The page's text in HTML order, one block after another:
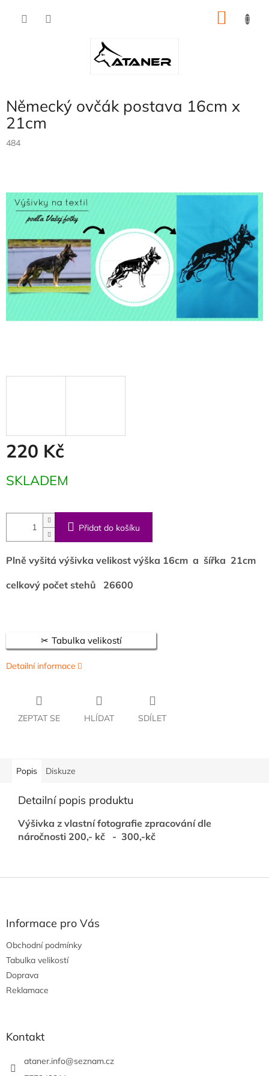
Německý ovčák postava 16cm x
21cm
484
220 Kč
cena:
SKLADEM
Přidat do košíku
Plně vyšitá výšivka velikost výška 16cm a šířka 21cm
celkový počet stehů 26600
Tabulka velikostí
Detailní informace
ZEPTAT SE HLÍDAT SDÍLET
Popis Diskuze
Detailní popis produktu
Výšivka z vlastní fotografie zpracování dle
náročnosti 200,- kč - 300,-kč
Informace pro Vás
Obchodní podmínky
Tabulka velikostí
Doprava
Reklamace
Kontakt
ataner.info@seznam.cz